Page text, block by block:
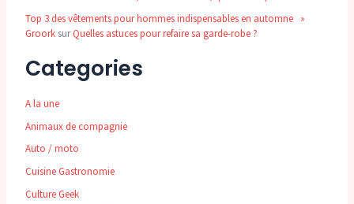
Top 3 des vêtements pour hommes indispensables en automne »
Groork surQuelles astuces pour refaire sa garde-robe ?
Categories
A la une
Animaux de compagnie
Auto / moto
Cuisine Gastronomie
Culture Geek